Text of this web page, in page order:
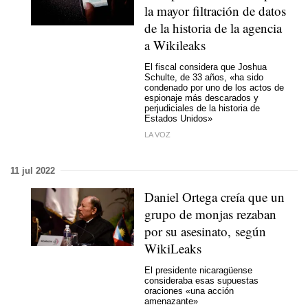
la mayor filtración de datos
de la historia de la agencia
a Wikileaks
El fiscal considera que Joshua
Schulte, de 33 años, «ha sido
condenado por uno de los actos de
espionaje más descarados y
perjudiciales de la historia de
Estados Unidos»
LA VOZ
11 jul 2022
Daniel Ortega creía que un
grupo de monjas rezaban
por su asesinato, según
WikiLeaks
El presidente nicaragüense
consideraba esas supuestas
oraciones «una acción
amenazante»